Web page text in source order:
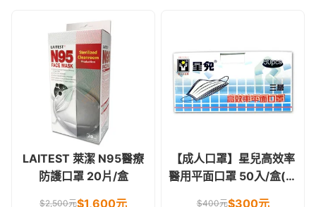
LAITEST 萊潔 N95醫療
防護口罩 20片/盒
$2,500元$1,600元
【成人口罩】星兒高效率
醫用平面口罩 50入/盒(藍
$400元$300元